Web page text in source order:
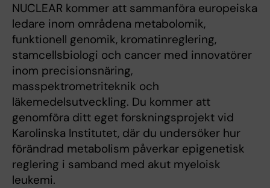
NUCLEAR kommer att sammanföra europeiska
ledare inom områdena metabolomik,
funktionell genomik, kromatinreglering,
stamcellsbiologi och cancer med innovatörer
inom precisionsnäring,
masspektrometriteknik och
läkemedelsutveckling. Du kommer att
genomföra ditt eget forskningsprojekt vid
Karolinska Institutet, där du undersöker hur
förändrad metabolism påverkar epigenetisk
reglering i samband med akut myeloisk
leukemi.